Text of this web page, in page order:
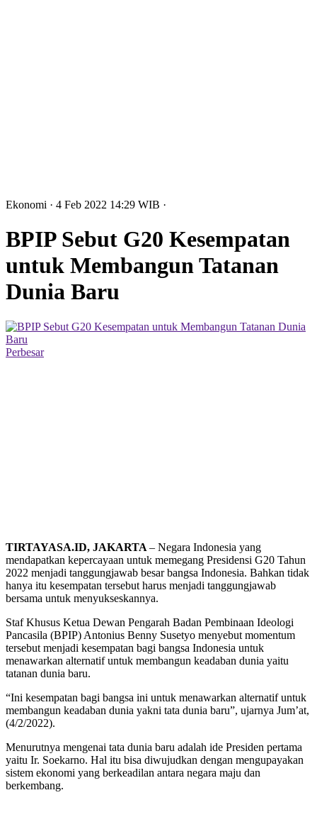
Ekonomi · 4 Feb 2022 14:29 WIB ·
BPIP Sebut G20 Kesempatan
untuk Membangun Tatanan
Dunia Baru
Perbesar
TIRTAYASA.ID, JAKARTA – Negara Indonesia yang
mendapatkan kepercayaan untuk memegang Presidensi G20 Tahun
2022 menjadi tanggungjawab besar bangsa Indonesia. Bahkan tidak
hanya itu kesempatan tersebut harus menjadi tanggungjawab
bersama untuk menyukseskannya.
Staf Khusus Ketua Dewan Pengarah Badan Pembinaan Ideologi
Pancasila (BPIP) Antonius Benny Susetyo menyebut momentum
tersebut menjadi kesempatan bagi bangsa Indonesia untuk
menawarkan alternatif untuk membangun keadaban dunia yaitu
tatanan dunia baru.
“Ini kesempatan bagi bangsa ini untuk menawarkan alternatif untuk
membangun keadaban dunia yakni tata dunia baru”, ujarnya Jum’at,
(4/2/2022).
Menurutnya mengenai tata dunia baru adalah ide Presiden pertama
yaitu Ir. Soekarno. Hal itu bisa diwujudkan dengan mengupayakan
sistem ekonomi yang berkeadilan antara negara maju dan
berkembang.